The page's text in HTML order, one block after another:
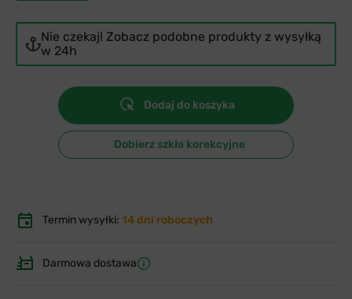
Nie czekaj! Zobacz podobne produkty z wysyłką
w 24h
Dodaj do koszyka
Dobierz szkła korekcyjne
Termin wysyłki: 14 dni roboczych
Darmowa dostawa